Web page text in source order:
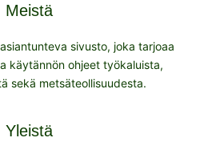
Meistä
sivusto, joka tarjoaa
käytännön ohjeet työkaluista,
sekä metsäteollisuudesta.
Yleistä